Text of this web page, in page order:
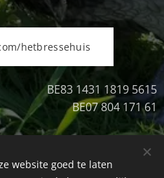
hetbressehuis
BE83 1431 1819 5615
BE07 804 171 61
website goed te laten